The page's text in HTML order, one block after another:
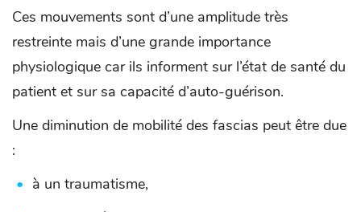
Ces mouvements sont d’une amplitude très
restreinte mais d’une grande importance
physiologique car ils informent sur l’état de santé du
patient et sur sa capacité d’auto-guérison.
Une diminution de mobilité des fascias peut être due
:
à un traumatisme,